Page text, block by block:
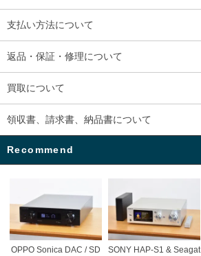
支払い方法について
返品・保証・修理について
買取について
領収書、請求書、納品書について
Recommend
OPPO Sonica DAC / SD
SONY HAP-S1 & Seagat